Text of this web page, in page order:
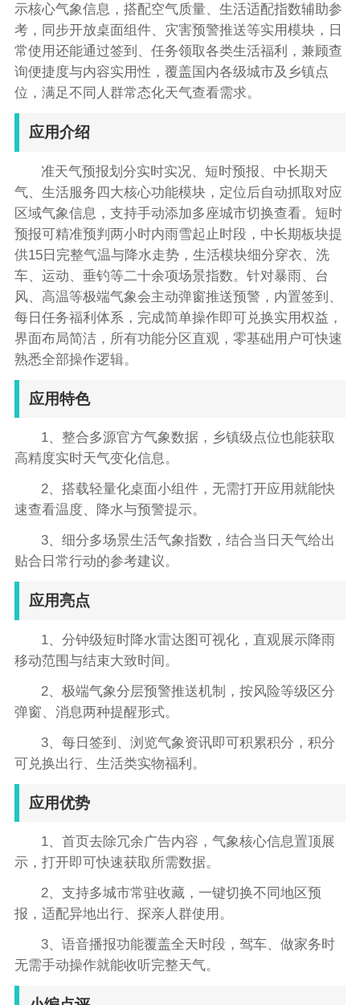
示核心气象信息，搭配空气质量、生活适配指数辅助参
考，同步开放桌面组件、灾害预警推送等实用模块，日
常使用还能通过签到、任务领取各类生活福利，兼顾查
询便捷度与内容实用性，覆盖国内各级城市及乡镇点
位，满足不同人群常态化天气查看需求。
应用介绍
准天气预报划分实时实况、短时预报、中长期天
气、生活服务四大核心功能模块，定位后自动抓取对应
区域气象信息，支持手动添加多座城市切换查看。短时
预报可精准预判两小时内雨雪起止时段，中长期板块提
供15日完整气温与降水走势，生活模块细分穿衣、洗
车、运动、垂钓等二十余项场景指数。针对暴雨、台
风、高温等极端气象会主动弹窗推送预警，内置签到、
每日任务福利体系，完成简单操作即可兑换实用权益，
界面布局简洁，所有功能分区直观，零基础用户可快速
熟悉全部操作逻辑。
应用特色
1、整合多源官方气象数据，乡镇级点位也能获取
高精度实时天气变化信息。
2、搭载轻量化桌面小组件，无需打开应用就能快
速查看温度、降水与预警提示。
3、细分多场景生活气象指数，结合当日天气给出
贴合日常行动的参考建议。
应用亮点
1、分钟级短时降水雷达图可视化，直观展示降雨
移动范围与结束大致时间。
2、极端气象分层预警推送机制，按风险等级区分
弹窗、消息两种提醒形式。
3、每日签到、浏览气象资讯即可积累积分，积分
可兑换出行、生活类实物福利。
应用优势
1、首页去除冗余广告内容，气象核心信息置顶展
示，打开即可快速获取所需数据。
2、支持多城市常驻收藏，一键切换不同地区预
报，适配异地出行、探亲人群使用。
3、语音播报功能覆盖全天时段，驾车、做家务时
无需手动操作就能收听完整天气。